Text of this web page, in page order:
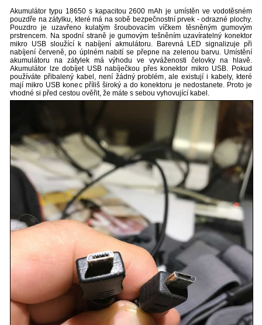
Akumulátor typu 18650 s kapacitou 2600 mAh je umístěn ve vodotěsném
pouzdře na zátylku, které má na sobě bezpečnostní prvek - odrazné plochy.
Pouzdro je uzavřeno kulatým šroubovacím víčkem těsněným gumovým
prstrencem. Na spodní straně je gumovým tešněním uzavíratelný konektor
mikro USB sloužící k nabíjení akmulátoru. Barevná LED signalizuje při
nabíjení červeně, po úplném nabití se přepne na zelenou barvu. Umístění
akumulátoru na zátylek má výhodu ve vyváženosti čelovky na hlavě.
Akumulátor lze dobíjet USB nabíječkou přes konektor mikro USB. Pokud
používáte přibalený kabel, není žádný problém, ale existují i kabely, které
mají mikro USB konec příliš široký a do konektoru je nedostanete. Proto je
vhodné si před cestou ověřit, že máte s sebou vyhovující kabel.